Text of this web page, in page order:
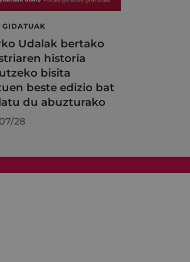
GIDATUAK
Udalak bertako
historia
bisita
beste edizio bat
du abuzturako
28